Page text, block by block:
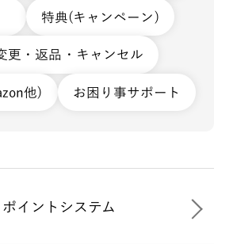
特典(キャンペーン)
更・返品・キャンセル
他) お困り事サポート
ポイントシステム